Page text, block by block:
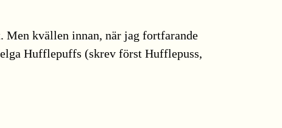
kvällen innan, när jag fortfarande
Hufflepuffs (skrev först Hufflepuss,